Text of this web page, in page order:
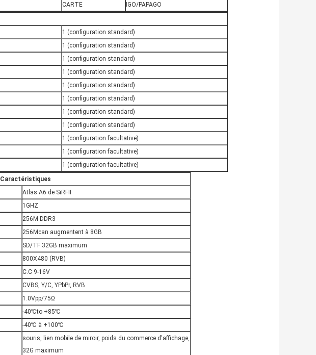
CARTE
IGO/PAPAGO
1 (configuration standard)
1 (configuration standard)
1 (configuration standard)
1 (configuration standard)
1 (configuration standard)
1 (configuration standard)
1 (configuration standard)
1 (configuration standard)
1 (configuration facultative)
1 (configuration facultative)
1 (configuration facultative)
Caractéristiques
Atlas A6 de SiRFⅡ
1GHZ
256M DDR3
256Mcan augmentent à 8GB
SD/TF 32GB maximum
800X480 (RVB)
C.C 9-16V
CVBS, Y/C, YPbPr, RVB
1.0Vpp/75Ω
-40℃to +85℃
-40℃ à +100℃
souris, lien mobile de miroir, poids du commerce d'affichage,
32G maximum